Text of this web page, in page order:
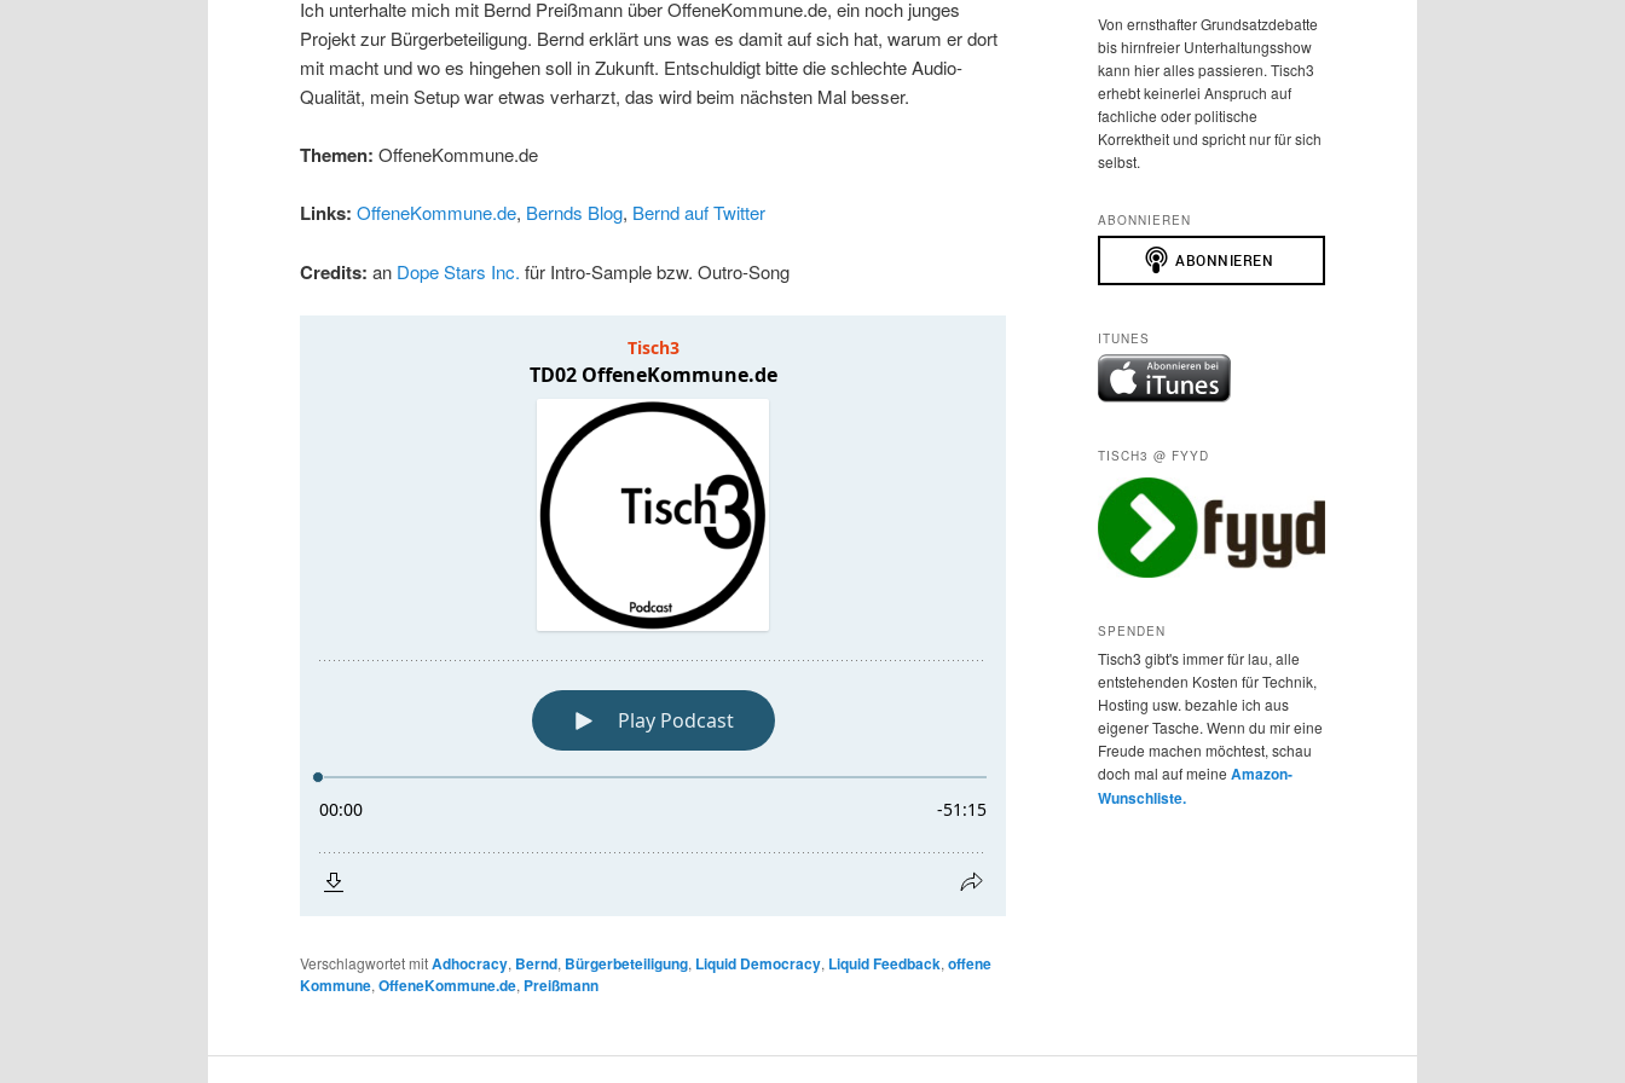
Ich unterhalte mich mit Bernd Preißmann über OffeneKommune.de, ein noch junges
Projekt zur Bürgerbeteiligung. Bernd erklärt uns was es damit auf sich hat, warum er dort
mit macht und wo es hingehen soll in Zukunft. Entschuldigt bitte die schlechte Audio-
Qualität, mein Setup war etwas verharzt, das wird beim nächsten Mal besser.
Themen: OffeneKommune.de
Links: OffeneKommune.de, Bernds Blog, Bernd auf Twitter
Credits: an Dope Stars Inc. für Intro-Sample bzw. Outro-Song
Verschlagwortet mitAdhocracy, Bernd, Bürgerbeteiligung, Liquid Democracy, Liquid Feedback, offene
Kommune, OffeneKommune.de, Preißmann
Von ernsthafter Grundsatzdebatte
bis hirnfreier Unterhaltungsshow
kann hier alles passieren. Tisch3
erhebt keinerlei Anspruch auf
fachliche oder politische
Korrektheit und spricht nur für sich
selbst.
ABONNIEREN
ITUNES
TISCH3 @ FYYD
SPENDEN
Tisch3 gibt's immer für lau, alle
entstehenden Kosten für Technik,
Hosting usw. bezahle ich aus
eigener Tasche. Wenn du mir eine
Freude machen möchtest, schau
doch mal auf meine Amazon-
Wunschliste.